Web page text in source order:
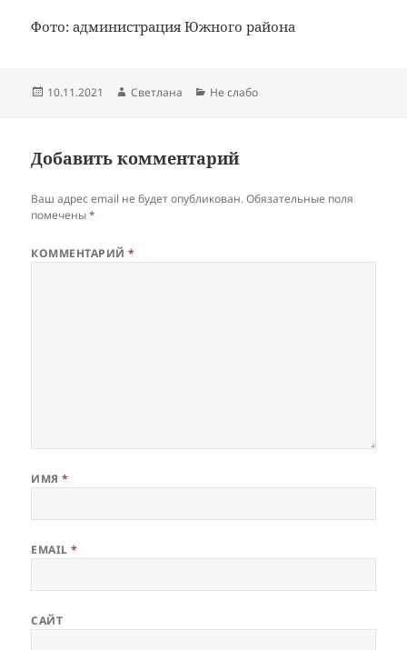
Фото: администрация Южного района
Опубликовано
10.11.2021 Автор
Светлана Рубрики
Не слабо
Добавить комментарий
Ваш адрес email не будет опубликован. Обязательные поля
помечены*
КОММЕНТАРИЙ*
ИМЯ*
EMAIL*
САЙТ